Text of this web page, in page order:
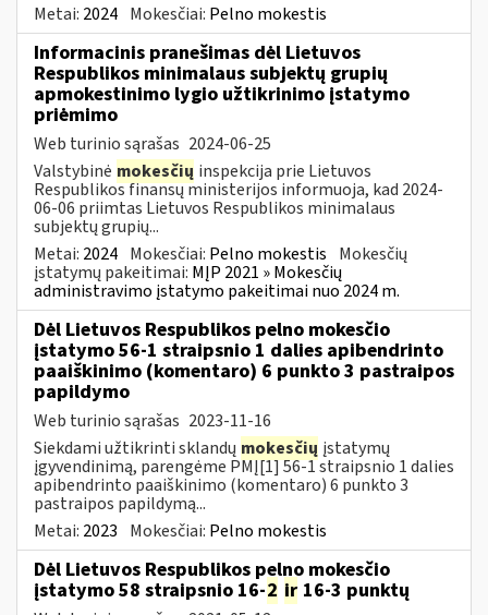
Metai: 2024 Mokesčiai: Pelno mokestis
Informacinis pranešimas dėl Lietuvos
Respublikos minimalaus subjektų grupių
apmokestinimo lygio užtikrinimo įstatymo
priėmimo
Web turinio sąrašas 2024-06-25
Valstybinė mokesčių inspekcija prie Lietuvos
Respublikos finansų ministerijos informuoja, kad 2024-
06-06 priimtas Lietuvos Respublikos minimalaus
subjektų grupių...
Metai: 2024 Mokesčiai: Pelno mokestis Mokesčių
įstatymų pakeitimai: MĮP 2021 » Mokesčių
administravimo įstatymo pakeitimai nuo 2024 m.
Dėl Lietuvos Respublikos pelno mokesčio
įstatymo 56-1 straipsnio 1 dalies apibendrinto
paaiškinimo (komentaro) 6 punkto 3 pastraipos
papildymo
Web turinio sąrašas 2023-11-16
Siekdami užtikrinti sklandų mokesčių įstatymų
įgyvendinimą, parengėme PMĮ[1] 56-1 straipsnio 1 dalies
apibendrinto paaiškinimo (komentaro) 6 punkto 3
pastraipos papildymą...
Metai: 2023 Mokesčiai: Pelno mokestis
Dėl Lietuvos Respublikos pelno mokesčio
įstatymo 58 straipsnio 16-2 ir 16-3 punktų